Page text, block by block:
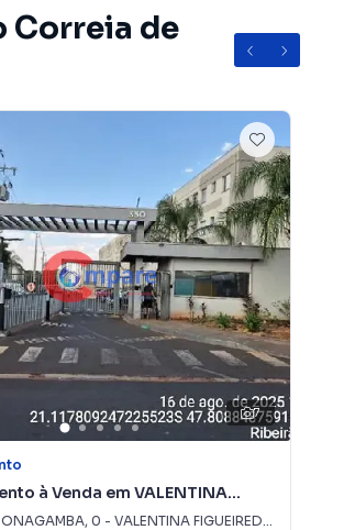
Correia de
7
à Venda em VALENTINA
, 0 - VALENTINA FIGUEIREDO